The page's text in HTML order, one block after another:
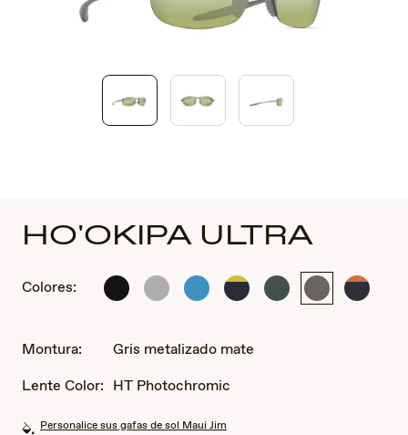
HO'OKIPA ULTRA
Colores:
Negro Metal Metal Azul
mate
Metal Gris
Azul
Montura:
Gris metalizado mate
Lente Color: HT Photochromic
Personalice sus gafas de sol Maui Jim